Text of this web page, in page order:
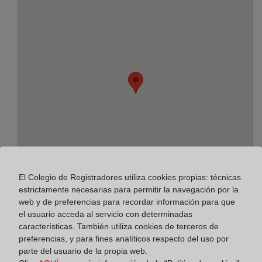
Dirección:
León y Castillo, 421 - 2º - local B, 35007
Horario:
El Colegio de Registradores utiliza cookies propias: técnicas
estrictamente necesarias para permitir la navegación por la
web y de preferencias para recordar información para que
el usuario acceda al servicio con determinadas
características. También utiliza cookies de terceros de
preferencias, y para fines analíticos respecto del uso por
parte del usuario de la propia web.